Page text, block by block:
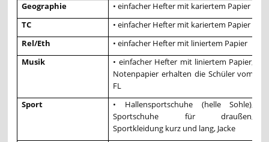
Geographie
• einfacher Hefter mit kariertem Papier
TC
• einfacher Hefter mit kariertem Papier
Rel/Eth
• einfacher Hefter mit liniertem Papier
Musik
• einfacher Hefter mit liniertem Papier,
Notenpapier erhalten die Schüler vom
FL
Sport
• Hallensportschuhe (helle Sohle),
Sportschuhe für draußen,
Sportkleidung kurz und lang, Jacke